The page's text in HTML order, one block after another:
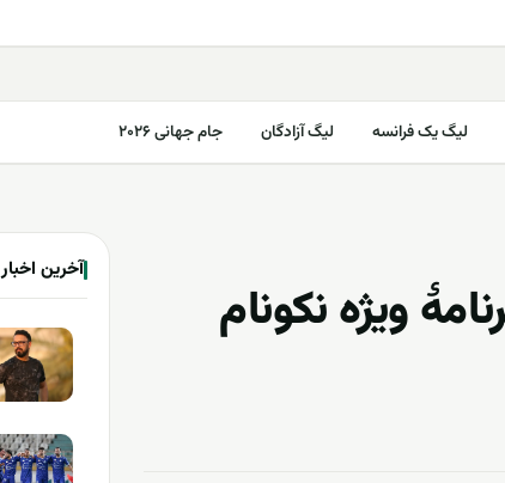
لیگ یک فرانسه لیگ آزادگان جام جهانی ۲۰۲۶
ویژه نکونام
آخرین اخبار